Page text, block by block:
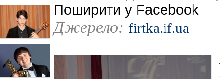
Поширити у Facebook
Джерело: firtka.if.ua